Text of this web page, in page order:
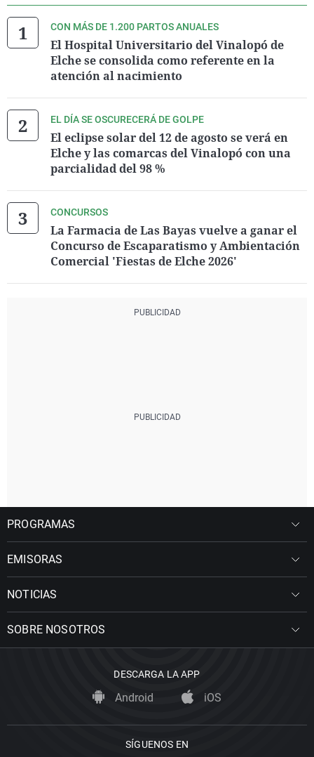
CON MÁS DE 1.200 PARTOS ANUALES
El Hospital Universitario del Vinalopó de
Elche se consolida como referente en la
atención al nacimiento
EL DÍA SE OSCURECERÁ DE GOLPE
El eclipse solar del 12 de agosto se verá en
Elche y las comarcas del Vinalopó con una
parcialidad del 98 %
CONCURSOS
La Farmacia de Las Bayas vuelve a ganar el
Concurso de Escaparatismo y Ambientación
Comercial 'Fiestas de Elche 2026'
PROGRAMAS
EMISORAS
NOTICIAS
SOBRE NOSOTROS
DESCARGA LA APP
Android iOS
SÍGUENOS EN